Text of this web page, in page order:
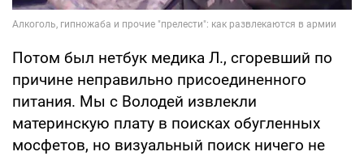
Потом был нетбук медика Л., сгоревший по
причине неправильно присоединенного
питания. Мы с Володей извлекли
материнскую плату в поисках обугленных
мосфетов, но визуальный поиск ничего не